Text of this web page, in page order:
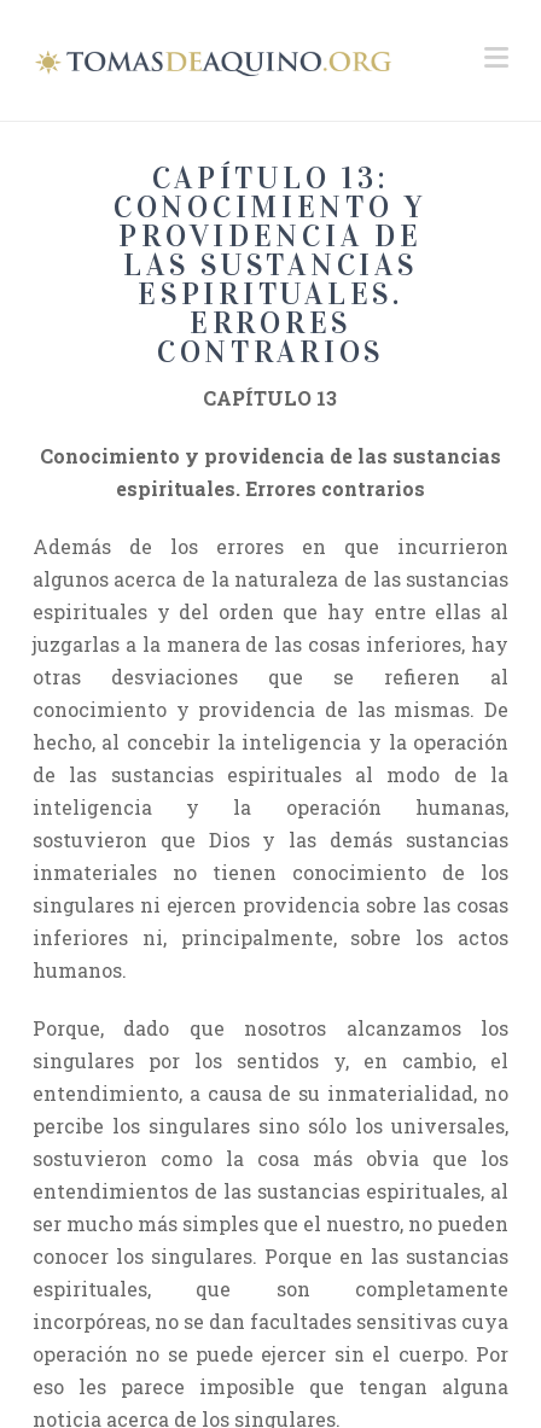
CAPÍTULO 13:
CONOCIMIENTO Y
PROVIDENCIA DE
LAS SUSTANCIAS
ESPIRITUALES.
ERRORES
CONTRARIOS
CAPÍTULO 13
Conocimiento y providencia de las sustancias
espirituales. Errores contrarios
Además de los errores en que incurrieron
algunos acerca de la naturaleza de las sustancias
espirituales y del orden que hay entre ellas al
juzgarlas a la manera de las cosas inferiores, hay
otras desviaciones que se refieren al
conocimiento y providencia de las mismas. De
hecho, al concebir la inteligencia y la operación
de las sustancias espirituales al modo de la
inteligencia y la operación humanas,
sostuvieron que Dios y las demás sustancias
inmateriales no tienen conocimiento de los
singulares ni ejercen providencia sobre las cosas
inferiores ni, principalmente, sobre los actos
humanos.
Porque, dado que nosotros alcanzamos los
singulares por los sentidos y, en cambio, el
entendimiento, a causa de su inmaterialidad, no
percibe los singulares sino sólo los universales,
sostuvieron como la cosa más obvia que los
entendimientos de las sustancias espirituales, al
ser mucho más simples que el nuestro, no pueden
conocer los singulares. Porque en las sustancias
espirituales, que son completamente
incorpóreas, no se dan facultades sensitivas cuya
operación no se puede ejercer sin el cuerpo. Por
eso les parece imposible que tengan alguna
noticia acerca de los singulares.